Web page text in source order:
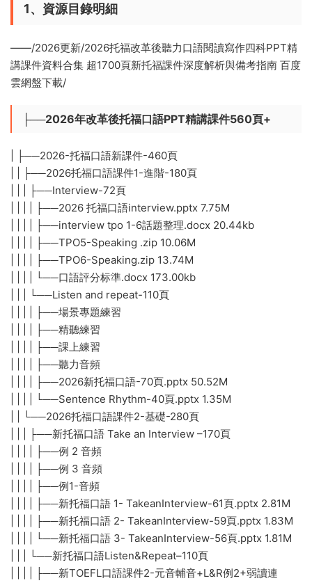
1、資源目錄明細
——/2026更新/2026托福改革後聽力口語閱讀寫作四科PPT精
講課件資料合集 超1700頁新托福課件深度解析與備考指南 百度
雲網盤下載/
├──2026年改革後托福口語PPT精講課件560頁+
| ├──2026-托福口語新課件-460頁
| | ├──2026托福口語課件1-進階-180頁
| | | ├──Interview-72頁
| | | | ├──2026 托福口語interview.pptx 7.75M
| | | | ├──interview tpo 1-6話題整理.docx 20.44kb
| | | | ├──TPO5-Speaking .zip 10.06M
| | | | ├──TPO6-Speaking.zip 13.74M
| | | | └──口語評分标準.docx 173.00kb
| | | └──Listen and repeat-110頁
| | | | ├──場景專題練習
| | | | ├──精聽練習
| | | | ├──課上練習
| | | | ├──聽力音頻
| | | | ├──2026新托福口語-70頁.pptx 50.52M
| | | | └──Sentence Rhythm-40頁.pptx 1.35M
| | └──2026托福口語課件2-基礎-280頁
| | | ├──新托福口語 Take an Interview –170頁
| | | | ├──例 2 音頻
| | | | ├──例 3 音頻
| | | | ├──例1-音頻
| | | | ├──新托福口語 1- TakeanInterview-61頁.pptx 2.81M
| | | | ├──新托福口語 2- TakeanInterview-59頁.pptx 1.83M
| | | | └──新托福口語 3- TakeanInterview-56頁.pptx 1.81M
| | | └──新托福口語Listen&Repeat–110頁
| | | | ├──新TOEFL口語課件2-元音輔音+L&R例2+弱讀連